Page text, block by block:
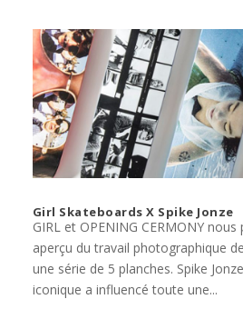
Girl Skateboards X Spike Jonze
GIRL et OPENING CERMONY
aperçu du travail photographique
une série de 5 planches. Spike
iconique a influencé toute une...